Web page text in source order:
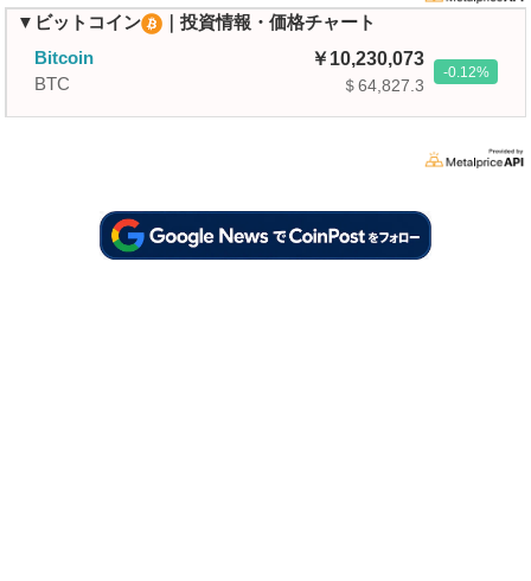
▼ビットコイン
｜投資情報・価格チャート
Bitcoin
BTC
10,230,073
＄64,827.3
-0.12